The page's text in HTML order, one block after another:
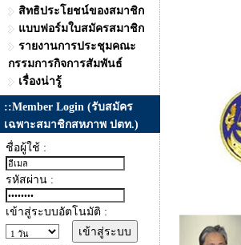
สิทธิประโยชน์ของสมาชิก
แบบฟอร์มใบสมัครสมาชิก
รายงานการประชุมคณะ
กรรมการกิจการสัมพันธ์
เรื่องน่ารู้
::Member Login (รับสมัคร
เฉพาะสมาชิกสหภาพ ปตท.)
ชื่อผู้ใช้ :
รหัสผ่าน :
เข้าสู่ระบบอัตโนมัติ :